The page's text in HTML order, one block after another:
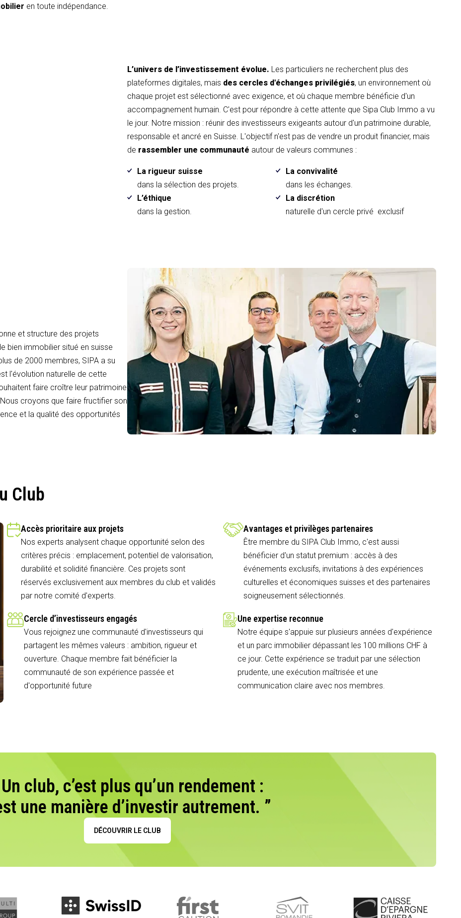
en toute indépendance.
L’univers de l’investissement évolue. Les particuliers ne recherchent plus des
plateformes digitales, mais des cercles d'échanges privilégiés, un environnement où
chaque projet est sélectionné avec exigence, et où chaque membre bénéficie d'un
accompagnement humain. C'est pour répondre à cette attente que Sipa Club Immo a vu
le jour. Notre mission : réunir des investisseurs exigeants autour d'un patrimoine durable,
responsable et ancré en Suisse. L'objectif n'est pas de vendre un produit financier, mais
de rassembler une communauté autour de valeurs communes :
La rigueur suisse
dans la sélection des projets.
La convivalité
dans les échanges.
L’éthique
dans la gestion.
La discrétion
naturelle d'un cercle privé exclusif
et structure des projets
bien immobilier situé en suisse
de 2000 membres, SIPA a su
l'évolution naturelle de cette
faire croître leur patrimoine
croyons que faire fructifier son
et la qualité des opportunités
Club
Accès prioritaire aux projets
Nos experts analysent chaque opportunité selon des
critères précis : emplacement, potentiel de valorisation,
durabilité et solidité financière. Ces projets sont
réservés exclusivement aux membres du club et validés
par notre comité d'experts.
Avantages et privilèges partenaires
Être membre du SIPA Club Immo, c'est aussi
bénéficier d'un statut premium : accès à des
événements exclusifs, invitations à des expériences
culturelles et économiques suisses et des partenaires
soigneusement sélectionnés.
Cercle d’investisseurs engagés
Vous rejoignez une communauté d'investisseurs qui
partagent les mêmes valeurs : ambition, rigueur et
ouverture. Chaque membre fait bénéficier la
communauté de son expérience passée et
d'opportunité future
Une expertise reconnue
Notre équipe s'appuie sur plusieurs années d'expérience
et un parc immobilier dépassant les 100 millions CHF à
ce jour. Cette expérience se traduit par une sélection
prudente, une exécution maîtrisée et une
communication claire avec nos membres.
Un club, c’est plus qu’un rendement :
une manière d’investir autrement. ”
DÉCOUVRIR LE CLUB